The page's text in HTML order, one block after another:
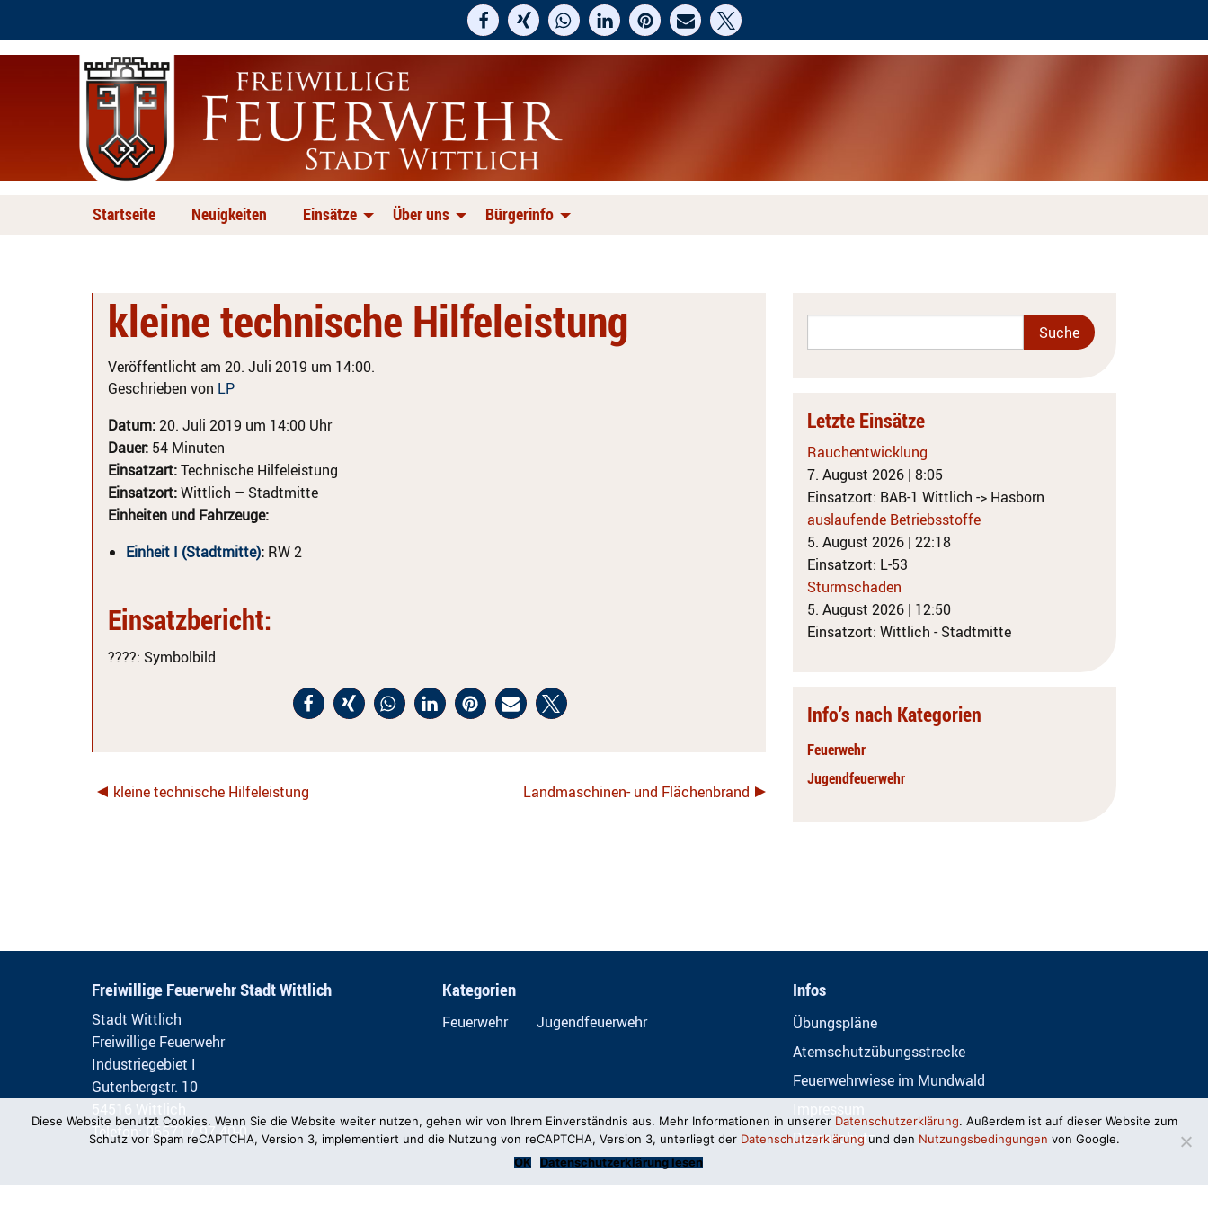
Startseite Neuigkeiten Einsätze Über uns Bürgerinfo
kleine technische Hilfeleistung
Veröffentlicht am 20. Juli 2019 um 14:00.
Geschrieben von LP
Datum:20. Juli 2019 um 14:00 Uhr
Dauer: 54 Minuten
Einsatzart:Technische Hilfeleistung
Einsatzort:Wittlich – Stadtmitte
Einheiten und Fahrzeuge:
Einheit I (Stadtmitte): RW 2
Einsatzbericht:
????: Symbolbild
kleine technische Hilfeleistung Landmaschinen- und Flächenbrand
Letzte Einsätze
Rauchentwicklung
7. August 2026 | 8:05
Einsatzort: BAB-1 Wittlich -> Hasborn
auslaufende Betriebsstoffe
5. August 2026 | 22:18
Einsatzort: L-53
Sturmschaden
5. August 2026 | 12:50
Einsatzort: Wittlich - Stadtmitte
Info’s nach Kategorien
Feuerwehr
Jugendfeuerwehr
Freiwillige Feuerwehr Stadt Wittlich
Stadt Wittlich
Freiwillige Feuerwehr
Industriegebiet I
Gutenbergstr. 10
Telefon: 06571 / 97 40-0
Kategorien
Feuerwehr Jugendfeuerwehr
Infos
Übungspläne
Atemschutzübungsstrecke
Feuerwehrwiese im Mundwald
Datenschutz
Diese Website benutzt Cookies. Wenn Sie die Website weiter nutzen, gehen wir von Ihrem Einverständnis aus. Mehr Informationen in unserer Datenschutzerklärung. Außerdem ist auf dieser Website zum
Schutz vor Spam reCAPTCHA, Version 3, implementiert und die Nutzung von reCAPTCHA, Version 3, unterliegt der Datenschutzerklärung und den Nutzungsbedingungen von Google.
OK
Datenschutzerklärung lesen